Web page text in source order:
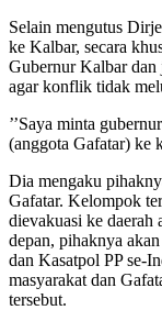
Selain mengutus
ke Kalbar, secara
Gubernur Kalbar dan
agar konflik tidak
’’Saya minta
(anggota Gafatar) ke
Dia mengaku
Gafatar. Kelompok
dievakuasi ke daerah
depan, pihaknya
dan Kasatpol PP se-
masyarakat dan
tersebut.